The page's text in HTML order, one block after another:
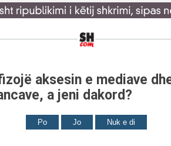
aksesin e mediave
a jeni dakord?
Po Jo Nuk e di